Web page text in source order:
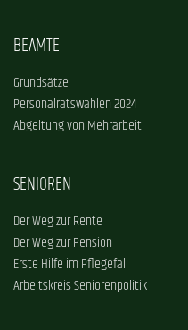
BEAMTE
Grundsätze
Personalratswahlen 2024
Abgeltung von Mehrarbeit
SENIOREN
Der Weg zur Rente
Der Weg zur Pension
Erste Hilfe im Pflegefall
Arbeitskreis Seniorenpolitik